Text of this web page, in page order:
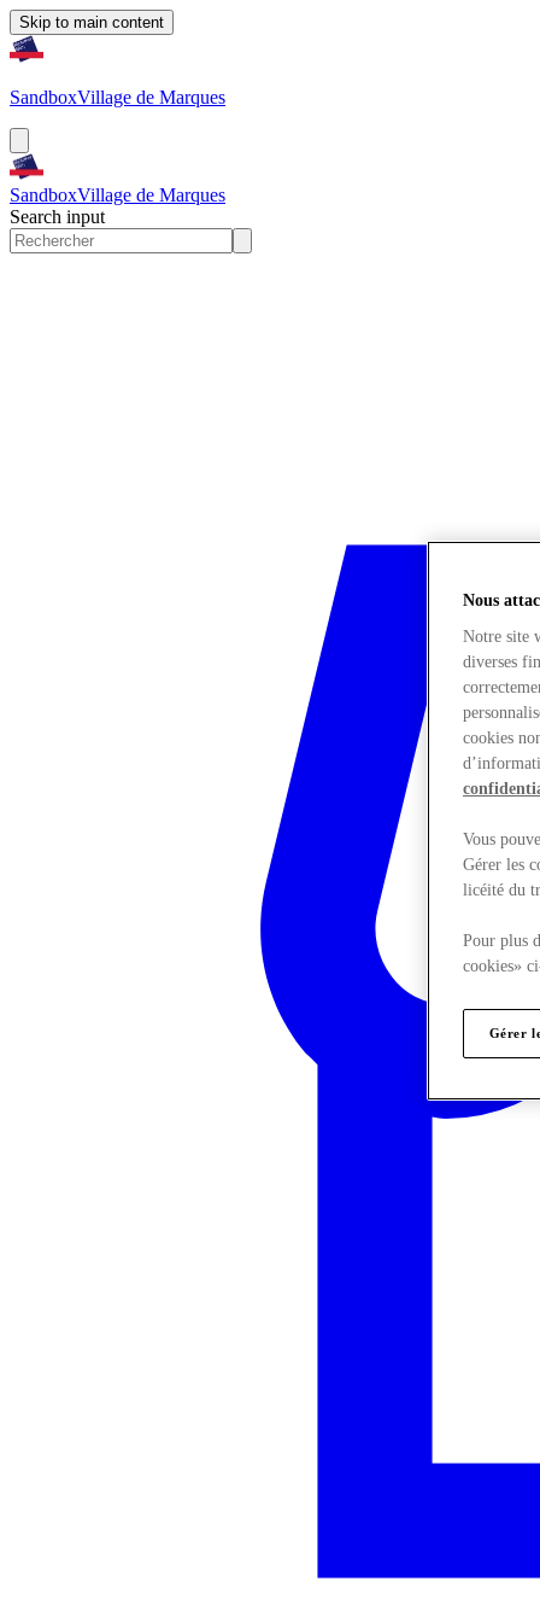
Skip to main content
SandboxVillage de Marques
SandboxVillage de Marques
Search input
Nous
Notre site
diverses
cookies
Vous
Gérer les
licéité du
Pour plus
cookies»
Gérer